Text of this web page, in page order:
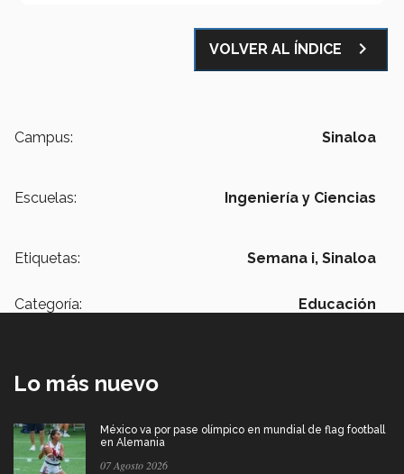
VOLVER AL ÍNDICE navigate_next
Campus: Sinaloa
Escuelas: Ingeniería y Ciencias
Etiquetas: Semana i, Sinaloa
Categoría: Educación
Lo más nuevo
México va por pase olímpico en mundial de flag football
en Alemania
07 Agosto 2026